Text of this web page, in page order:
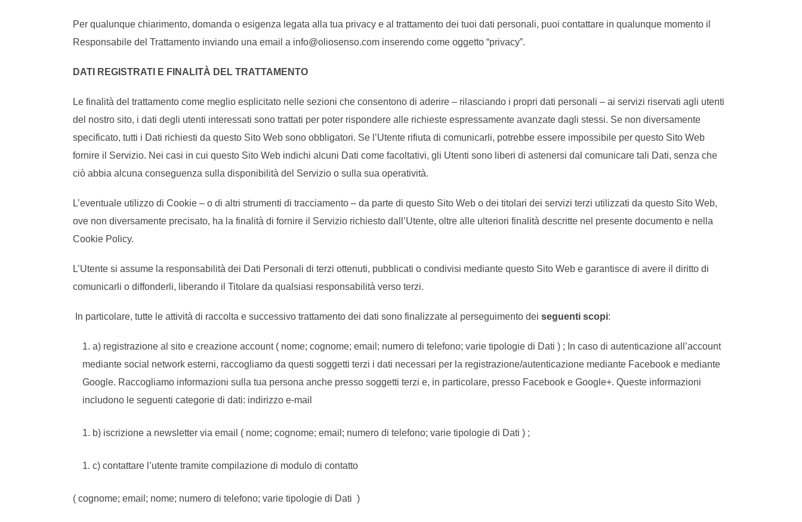
Per qualunque chiarimento, domanda o esigenza legata alla tua privacy e al trattamento dei tuoi dati personali, puoi contattare in qualunque momento il
Responsabile del Trattamento inviando una email a info@oliosenso.com inserendo come oggetto “privacy”.
DATI REGISTRATI E FINALITÀ DEL TRATTAMENTO
Le finalità del trattamento come meglio esplicitato nelle sezioni che consentono di aderire – rilasciando i propri dati personali – ai servizi riservati agli utenti
del nostro sito, i dati degli utenti interessati sono trattati per poter rispondere alle richieste espressamente avanzate dagli stessi. Se non diversamente
specificato, tutti i Dati richiesti da questo Sito Web sono obbligatori. Se l’Utente rifiuta di comunicarli, potrebbe essere impossibile per questo Sito Web
fornire il Servizio. Nei casi in cui questo Sito Web indichi alcuni Dati come facoltativi, gli Utenti sono liberi di astenersi dal comunicare tali Dati, senza che
ciò abbia alcuna conseguenza sulla disponibilità del Servizio o sulla sua operatività.
L’eventuale utilizzo di Cookie – o di altri strumenti di tracciamento – da parte di questo Sito Web o dei titolari dei servizi terzi utilizzati da questo Sito Web,
ove non diversamente precisato, ha la finalità di fornire il Servizio richiesto dall’Utente, oltre alle ulteriori finalità descritte nel presente documento e nella
Cookie Policy.
L’Utente si assume la responsabilità dei Dati Personali di terzi ottenuti, pubblicati o condivisi mediante questo Sito Web e garantisce di avere il diritto di
comunicarli o diffonderli, liberando il Titolare da qualsiasi responsabilità verso terzi.
In particolare, tutte le attività di raccolta e successivo trattamento dei dati sono finalizzate al perseguimento dei seguenti scopi:
a) registrazione al sito e creazione account ( nome; cognome; email; numero di telefono; varie tipologie di Dati ) ; In caso di autenticazione all’account
mediante social network esterni, raccogliamo da questi soggetti terzi i dati necessari per la registrazione/autenticazione mediante Facebook e mediante
Google. Raccogliamo informazioni sulla tua persona anche presso soggetti terzi e, in particolare, presso Facebook e Google+. Queste informazioni
includono le seguenti categorie di dati: indirizzo e-mail
b) iscrizione a newsletter via email ( nome; cognome; email; numero di telefono; varie tipologie di Dati ) ;
c) contattare l’utente tramite compilazione di modulo di contatto
( cognome; email; nome; numero di telefono; varie tipologie di Dati )